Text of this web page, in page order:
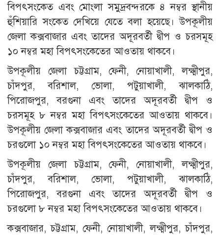
বিপৎসংকেত এবং মোংলা সমুদ্রবন্দরকে ৪ নম্বর স্থানীয়
হুঁশিয়ারি সংকেত দেখিয়ে যেতে বলা হয়েছে। উপকূলীয়
জেলা কক্সবাজার এবং তাদের অদূরবর্তী দ্বীপ ও চরসমূহ
১০ নম্বর মহা বিপৎসংকেতের আওতায় থাকবে।
উপকূলীয় জেলা চট্টগ্রাম, ফেনী, নোয়াখালী, লক্ষ্মীপুর,
চাঁদপুর, বরিশাল, ভোলা, পটুয়াখালী, ঝালকাঠি,
পিরোজপুর, বরগুনা এবং তাদের অদূরবর্তী দ্বীপ ও
চরসমূহ ৮ নম্বর মহা বিপৎসংকেতের আওতায় থাকবে।
উপকূলীয় জেলা কক্সবাজার এবং তাদের অদূরবর্তী দ্বীপ ও
চরগুলো ১০ নম্বর মহা বিপৎসংকেতের আওতায় থাকবে।
উপকূলীয় জেলা চট্টগ্রাম, ফেনী, নোয়াখালী, লক্ষ্মীপুর,
চাঁদপুর, বরিশাল, ভোলা, পটুয়াখালী, ঝালকাঠি,
পিরোজপুর, বরগুনা এবং তাদের অদূরবর্তী দ্বীপ ও
চরগুলো ৮ নম্বর মহা বিপৎসংকেতের আওতায় থাকবে।
কক্সবাজার, চট্টগ্রাম, ফেনী, নোয়াখালী, লক্ষ্মীপুর, চাঁদপুর,